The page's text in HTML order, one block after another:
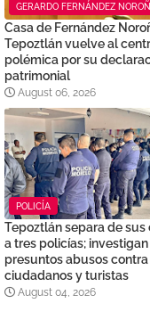
GERARDO FERNÁNDEZ
Casa de Fernández
Tepoztlán vuelve al
polémica por su
patrimonial
August 06, 2026
POLICÍA
Tepoztlán separa de sus
a tres policías; investigan
presuntos abusos contra
ciudadanos y turistas
August 04, 2026